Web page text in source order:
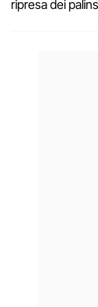
ripresa dei